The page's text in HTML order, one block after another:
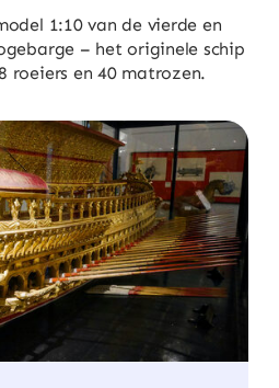
1:10 van de vierde en
– het originele schip
roeiers en 40 matrozen.